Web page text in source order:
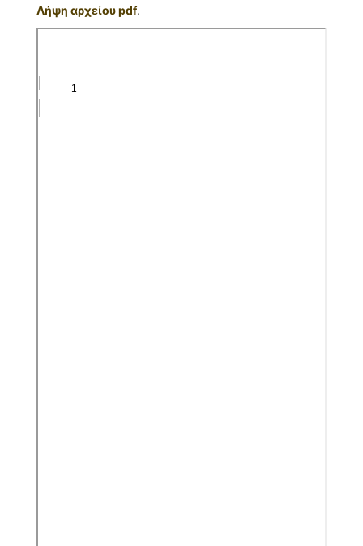
Λήψη αρχείου pdf.